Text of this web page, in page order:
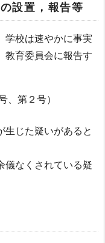
設置，報告等
学校は速やかに事実
教育委員会に報告す
、第２号）
生じた疑いがあると
儀なくされている疑